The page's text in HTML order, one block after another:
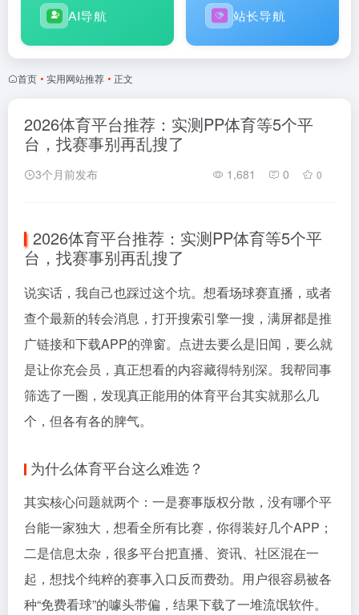
AI导航 站长导航
首页 • 实用网站推荐 • 正文
2026体育平台推荐：实测PP体育等5个平
台，找赛事别再乱搜了
3个月前发布 1,681 0 0
2026体育平台推荐：实测PP体育等5个平
台，找赛事别再乱搜了
说实话，我自己也踩过这个坑。想看场球赛直播，或者
查个最新的转会消息，打开搜索引擎一搜，满屏都是推
广链接和下载APP的弹窗。点进去要么是旧闻，要么就
是让你充会员，真正想看的内容藏得特别深。我帮同事
筛选了一圈，发现真正能用的体育平台其实就那么几
个，但各有各的脾气。
为什么体育平台这么难选？
其实核心问题就两个：一是赛事版权分散，没有哪个平
台能一家独大，想看全所有比赛，你得装好几个APP；
二是信息太杂，很多平台把直播、资讯、社区混在一
起，想找个纯粹的赛事入口反而费劲。用户很容易被各
种“免费看球”的噱头带偏，结果下载了一堆流氓软件。